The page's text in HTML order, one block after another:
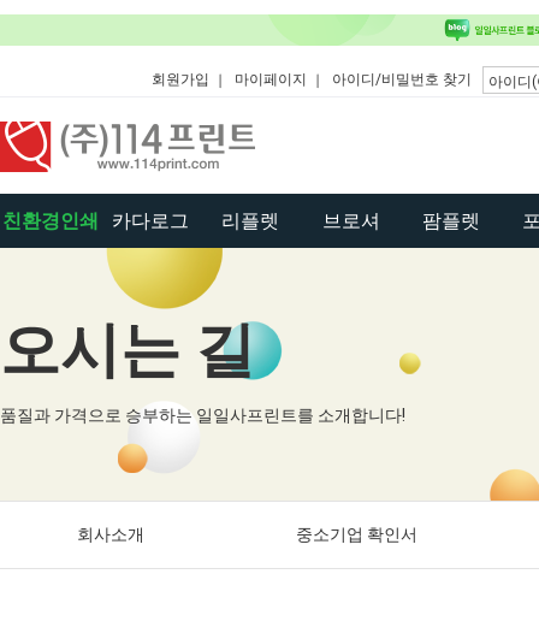
회원가입 마이페이지 아이디/비밀번호 찾기
친환경인쇄 카다로그 리플렛 브로셔 팜플렛
오시는 길
품질과 가격으로 승부하는 일일사프린트를 소개합니다!
회사소개 중소기업 확인서